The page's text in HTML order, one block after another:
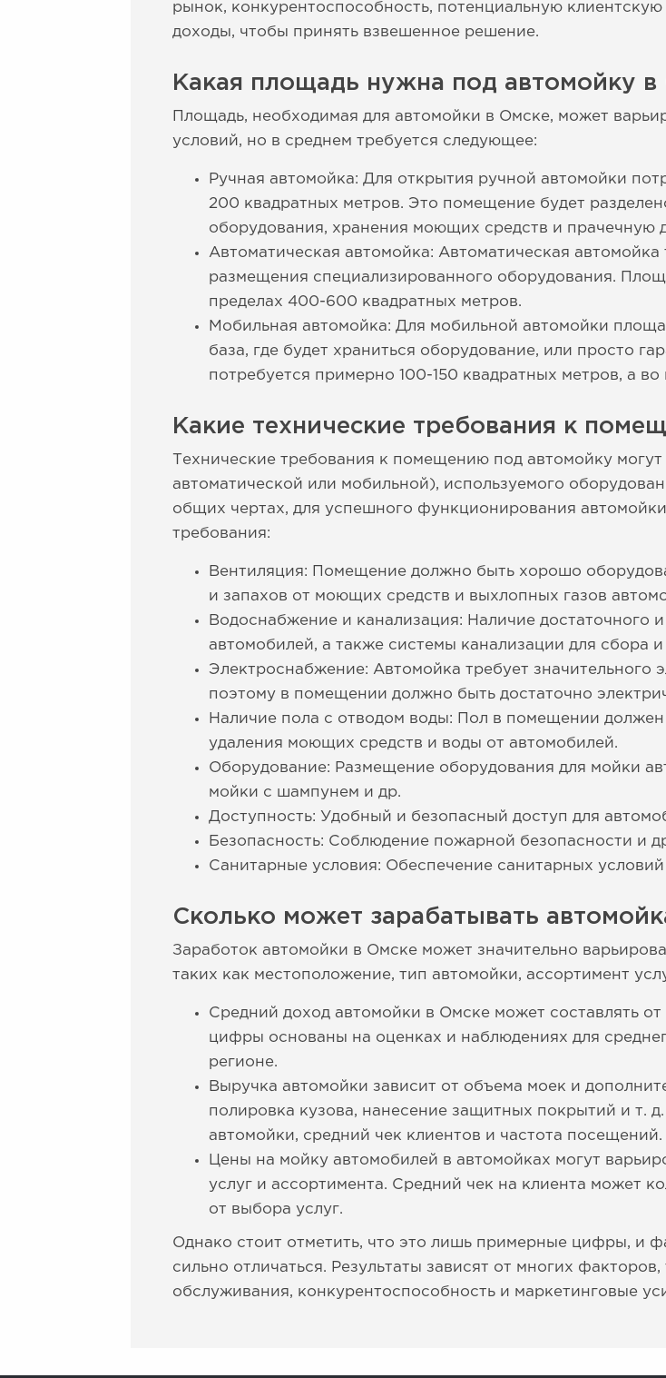
рынок, конкурентоспособность, потенциальную
доходы, чтобы принять взвешенное решение.
Какая площадь нужна под автомойку в
Площадь, необходимая для автомойки в Омске, может
условий, но в среднем требуется следующее:
Ручная автомойка: Для открытия ручной автомойки
200 квадратных метров. Это помещение будет
оборудования, хранения моющих средств и прачечную
Автоматическая автомойка: Автоматическая
размещения специализированного оборудования.
пределах 400-600 квадратных метров.
Мобильная автомойка: Для мобильной автомойки
база, где будет храниться оборудование, или просто
потребуется примерно 100-150 квадратных метров, а
Какие технические требования к
Технические требования к помещению под автомойку
автоматической или мобильной), используемого
общих чертах, для успешного функционирования
требования:
Вентиляция: Помещение должно быть хорошо
и запахов от моющих средств и выхлопных газов
Водоснабжение и канализация: Наличие достаточного
автомобилей, а также системы канализации для сбора
Электроснабжение: Автомойка требует значительного
поэтому в помещении должно быть достаточно
Наличие пола с отводом воды: Пол в помещении
удаления моющих средств и воды от автомобилей.
Оборудование: Размещение оборудования для мойки
мойки с шампунем и др.
Доступность: Удобный и безопасный доступ для
Безопасность: Соблюдение пожарной безопасности и
Санитарные условия: Обеспечение санитарных
Сколько может зарабатывать
Заработок автомойки в Омске может значительно
таких как местоположение, тип автомойки, ассортимент
Средний доход автомойки в Омске может составлять
цифры основаны на оценках и наблюдениях для
регионе.
Выручка автомойки зависит от объема моек и
полировка кузова, нанесение защитных покрытий и т.
автомойки, средний чек клиентов и частота посещений.
Цены на мойку автомобилей в автомойках могут
услуг и ассортимента. Средний чек на клиента может
от выбора услуг.
Однако стоит отметить, что это лишь примерные цифры, и
сильно отличаться. Результаты зависят от многих
обслуживания, конкурентоспособность и маркетинговые